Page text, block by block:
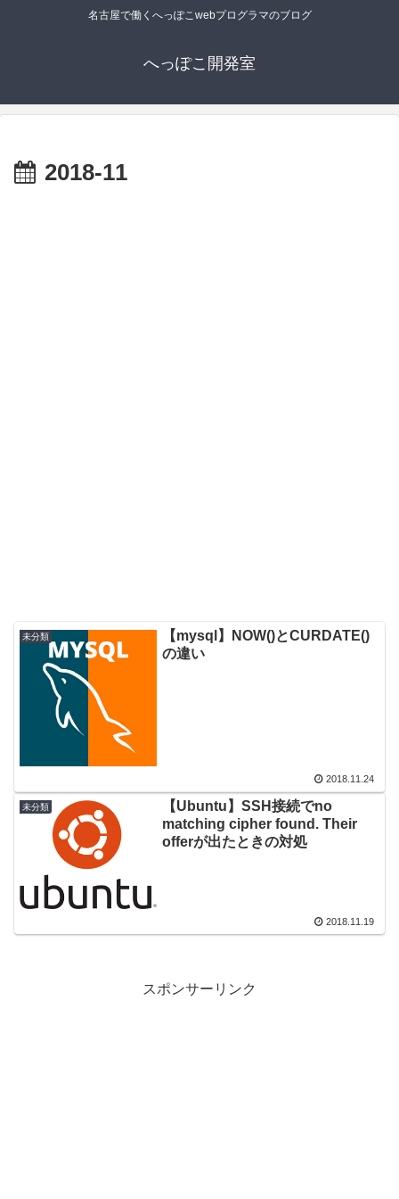
名古屋で働くへっぽこwebプログラマのブログ
へっぽこ開発室
2018-11
未分類
【mysql】NOW()とCURDATE()
の違い
2018.11.24
未分類
【Ubuntu】SSH接続でno
matching cipher found. Their
offerが出たときの対処
2018.11.19
スポンサーリンク